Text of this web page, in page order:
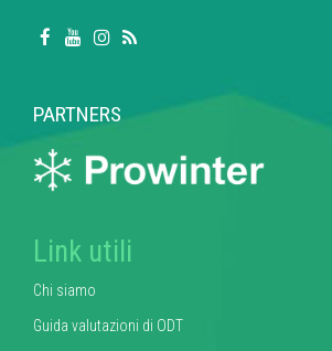
PARTNERS
Link utili
Chi siamo
Guida valutazioni di ODT